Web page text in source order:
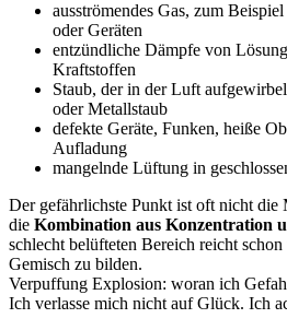
ausströmendes Gas, zum
oder Geräten
entzündliche Dämpfe von
Kraftstoffen
Staub, der in der Luft
oder Metallstaub
defekte Geräte, Funken, heiße
Aufladung
mangelnde Lüftung in
Der gefährlichste Punkt ist oft nicht die
die Kombination aus Konzentration
schlecht belüfteten Bereich reicht
Gemisch zu bilden.
Verpuffung Explosion: woran ich
Ich verlasse mich nicht auf Glück. Ich